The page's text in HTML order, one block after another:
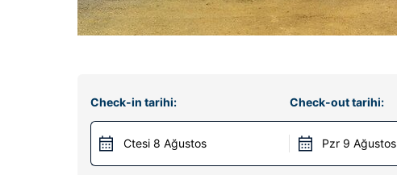
Check-in tarihi:
Ctesi 8 Ağustos
Check-out tarihi:
Pzr 9 Ağustos